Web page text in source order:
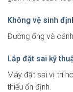
Không vệ sinh
Đường ống và
Lắp đặt sai kỹ
Máy đặt sai vị trí
thiếu ổn định.